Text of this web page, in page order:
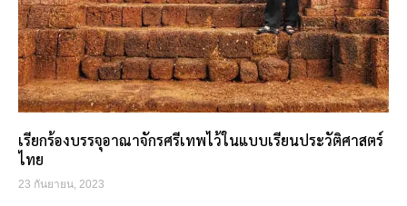
เรียกร้องบรรจุอาณาจักรศรีเทพไว้ในแบบเรียนประวัติศาสตร์
ไทย
23 กันยายน, 2023